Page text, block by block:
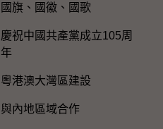
國旗、國徽、國歌
慶祝中國共產黨成立105周
年
粵港澳大灣區建設
與內地區域合作